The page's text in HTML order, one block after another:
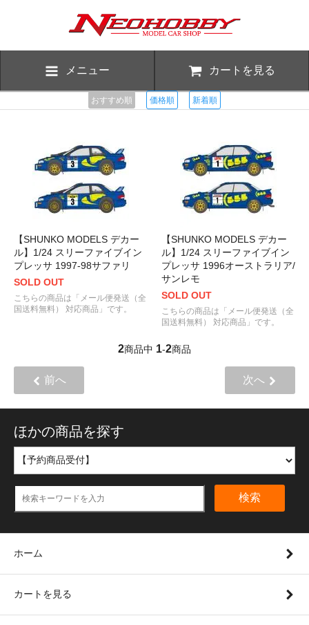
メニュー カートを見る
おすすめ順 価格順 新着順
【SHUNKO MODELS デカー
ル】1/24 スリーファイブイン
プレッサ 1997-98サファリ
SOLD OUT
こちらの商品は「メール便発送（全
国送料無料） 対応商品」です。
【SHUNKO MODELS デカー
ル】1/24 スリーファイブイン
プレッサ 1996オーストラリア/
サンレモ
SOLD OUT
こちらの商品は「メール便発送（全
国送料無料） 対応商品」です。
2商品中 1-2商品
前へ 次へ
ほかの商品を探す
検索
ホーム
カートを見る